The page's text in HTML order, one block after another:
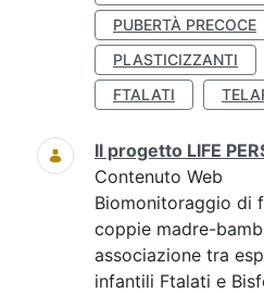
PUBERTÀ PRECOCE
PLASTICIZZANTI
FTALATI
Il progetto LIFE
Contenuto Web
Biomonitoraggio di
coppie madre-
associazione tra
infantili Ftalati e